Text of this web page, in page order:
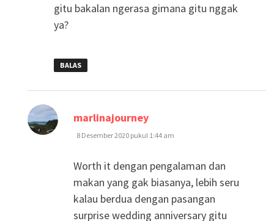
gitu bakalan ngerasa gimana gitu nggak
ya?
BALAS
marlinajourneyberkata:
8 Desember 2020 pukul 1:44 am
Worth it dengan pengalaman dan
makan yang gak biasanya, lebih seru
kalau berdua dengan pasangan
surprise wedding anniversary gitu